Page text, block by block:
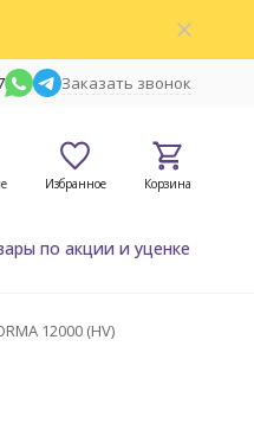
Заказать звонок
Избранное Корзина
по акции и уценке
12000 (HV)